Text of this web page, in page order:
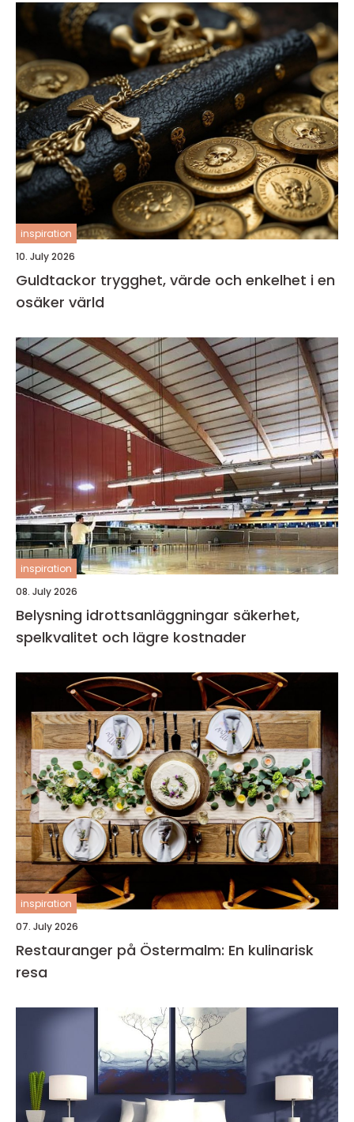
inspiration
10. July 2026
Guldtackor trygghet, värde och enkelhet i en
osäker värld
inspiration
08. July 2026
Belysning idrottsanläggningar säkerhet,
spelkvalitet och lägre kostnader
inspiration
07. July 2026
Restauranger på Östermalm: En kulinarisk
resa